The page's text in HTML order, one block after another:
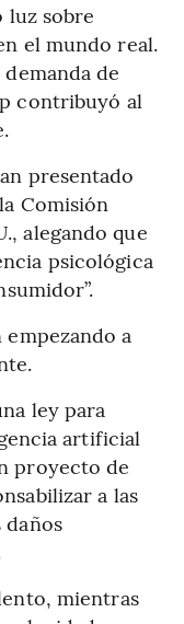
luz sobre
el mundo real.
de
contribuyó al
presentado
Comisión
alegando que
psicológica
a
ley para
artificial
proyecto de
a las
mientras